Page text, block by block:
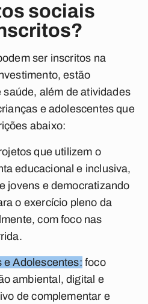
sociais
ser inscritos na
estão
além de atividades
e adolescentes que
abaixo:
que utilizem o
educacional e inclusiva,
jovens e democratizando
o exercício pleno da
com foco nas
e Adolescentes: foco
ambiental, digital e
de complementar e